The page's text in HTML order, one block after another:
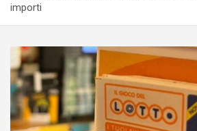
importi